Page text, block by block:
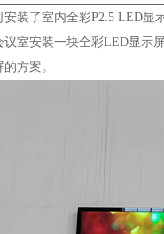
装了室内全彩P2.5 LED显示
室安装一块全彩LED显示
方案。